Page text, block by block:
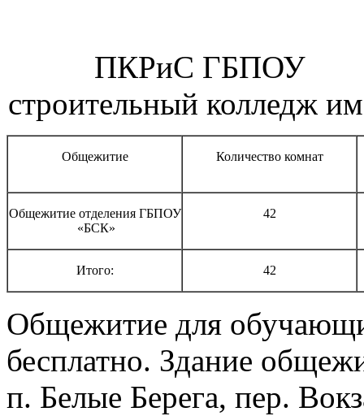
ПКРиС
строительный колледж
Общежитие Количество комнат
Общежитие отделения ГБПОУ
«БСК»
42
Итого: 42
Общежитие для
бесплатно. Здание
п. Белые Берега, пер.